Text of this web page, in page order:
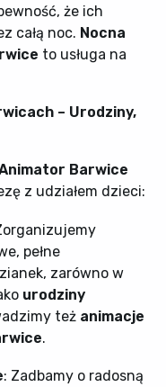
że ich
całą noc. Nocna
to usługa na
– Urodziny,
Barwice
z udziałem dzieci:
pełne
zarówno w
urodziny
też animacje
.
: Zadbamy o radosną